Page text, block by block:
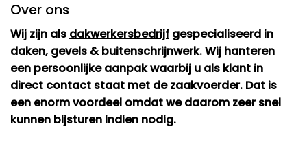
Over ons
Wij zijn als dakwerkersbedrijf gespecialiseerd in
daken, gevels & buitenschrijnwerk. Wij hanteren
een persoonlijke aanpak waarbij u als klant in
direct contact staat met de zaakvoerder. Dat is
een enorm voordeel omdat we daarom zeer snel
kunnen bijsturen indien nodig.